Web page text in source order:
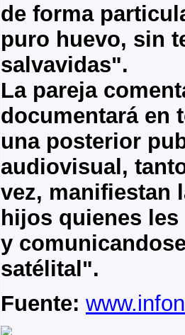
de forma
puro huevo, sin
salvavidas".
La pareja
documentará en
una posterior
audiovisual,
vez, manifiestan
hijos quienes
y
satélital".
Fuente: